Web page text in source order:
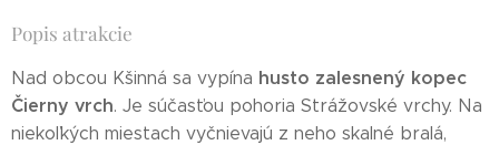
Popis atrakcie
Nad obcou Kšinná sa vypína husto zalesnený kopec
Čierny vrch. Je súčasťou pohoria Strážovské vrchy. Na
niekoľkých miestach vyčnievajú z neho skalné bralá,